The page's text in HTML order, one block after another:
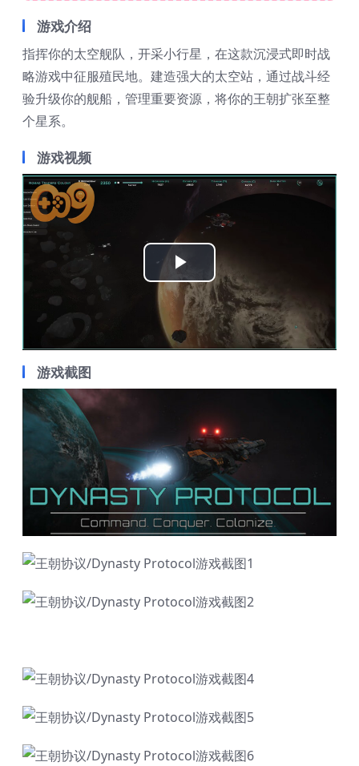
游戏介绍
指挥你的太空舰队，开采小行星，在这款沉浸式即时战
略游戏中征服殖民地。建造强大的太空站，通过战斗经
验升级你的舰船，管理重要资源，将你的王朝扩张至整
个星系。
游戏视频
Play
Video
游戏截图